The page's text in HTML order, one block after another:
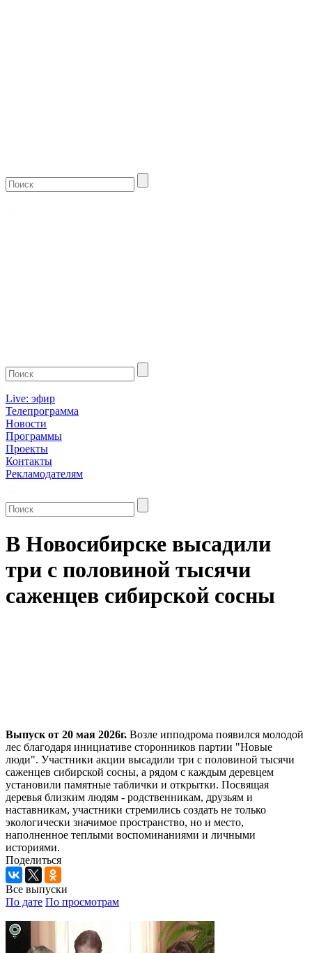
Live: эфир
Телепрограмма
Новости
Программы
Проекты
Контакты
Рекламодателям
В Новосибирске высадили
три с половиной тысячи
саженцев сибирской сосны
Выпуск от 20 мая 2026г. Возле ипподрома появился молодой
лес благодаря инициативе сторонников партии "Новые
люди". Участники акции высадили три с половиной тысячи
саженцев сибирской сосны, а рядом с каждым деревцем
установили памятные таблички и открытки. Посвящая
деревья близким людям - родственникам, друзьям и
наставникам, участники стремились создать не только
экологически значимое пространство, но и место,
наполненное теплыми воспоминаниями и личными
историями.
Поделиться
Все выпуски
По дате По просмотрам